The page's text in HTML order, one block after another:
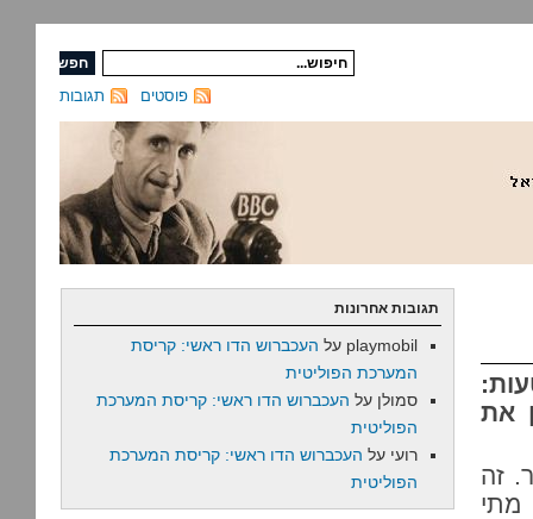
תגובות פוסטים
את
זה
מתי
תגובות אחרונות
playmobil על העכברוש הדו ראשי: קריסת
המערכת הפוליטית
סמולן על העכברוש הדו ראשי: קריסת המערכת
הפוליטית
רועי על העכברוש הדו ראשי: קריסת המערכת
הפוליטית